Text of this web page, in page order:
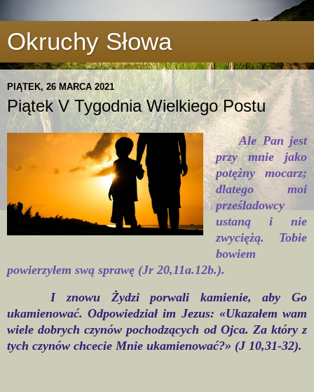
Okruchy Słowa
PIĄTEK, 26 MARCA 2021
Piątek V Tygodnia Wielkiego Postu
Ale Pan jest
przy mnie jako
potężny mocarz;
dlatego moi
prześladowcy
ustaną i nie
zwyciężą. Tobie
bowiem
powierzyłem swą sprawę (Jr 20,11a.12b.).
I znowu Żydzi porwali kamienie, aby Go
ukamienować. Odpowiedział im Jezus: «Ukazałem wam
wiele dobrych czynów pochodzących od Ojca. Za który z
tych czynów chcecie Mnie ukamienować?» (J 10,31-32).